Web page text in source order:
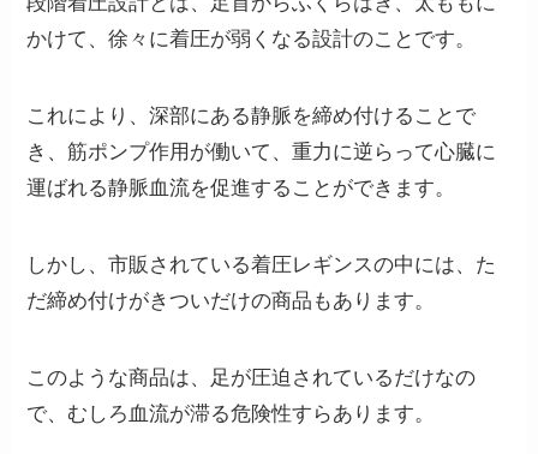
かけて、徐々に着圧が弱くなる設計のことです。
これにより、深部にある静脈を締め付けることで
き、筋ポンプ作用が働いて、重力に逆らって心臓に
運ばれる静脈血流を促進することができます。
しかし、市販されている着圧レギンスの中には、 た
だ締め付けがきついだけの商品もあります。
このような商品は、足が圧迫されているだけなの
で、むしろ血流が滞る危険性すらあります。